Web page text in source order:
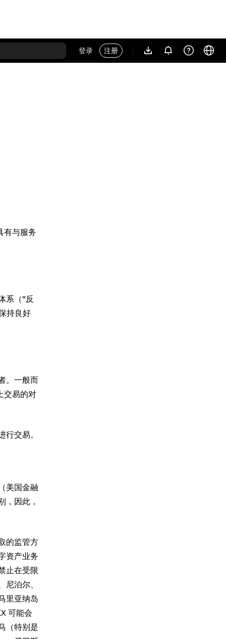
登录 注册
有与服务
系（“反
持良好
。一般而
交易的对
交易。
美国金融
，因此，
的监管方
资产业务
止在受限
泊尔、
里亚纳岛
可能会
（特别是